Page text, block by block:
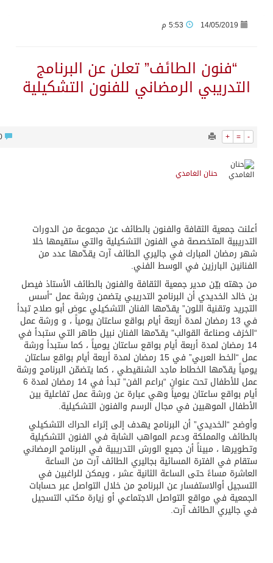
قفزة عالمية جديدة لتخصصات «الإعلام» بالأكاديمية العربية هيئة AQAS الألمانية تمنح برامج الإعلام بالأكاديمية العربية الاعتماد غير المشروط وفق المعايير الأوروبية..
14/05/2019 5:53 م
“فنون الطائف” تعلن عن البرنامج
الرمضاني للفنون التشكيلية
حنان الغامدي
جمعية الثقافة والفنون بالطائف عن مجموعة من الدورات
المتخصصة في الفنون التشكيلية والتي ستقيمها خلا
المبارك في جاليري الطائف آرت يقدّمها عدد من
البارزين في الوسط الفني.
بيّن مدير جمعية الثقافة والفنون بالطائف الأستاذ فيصل
الخديدي أن البرنامج التدريبي يتضمن ورشة عمل “أسس
وتقنية اللون” يقدّمها الفنان التشكيلي عوض أبو صلاح تبدأ
في 13 رمضان لمدة أربعة أيام بواقع ساعتان يومياً ، و ورشة عمل
وصناعة القوالب” يقدّمها الفنان نبيل طاهر التي ستبدأ في
لمدة أربعة أيام بواقع ساعتان يومياً ، كما ستبدأ ورشة
عمل “الخط العربي” في 15 رمضان لمدة أربعة أيام بواقع ساعتان
يقدّمها الخطاط ماجد الشنقيطي ، كما يتضمّن البرنامج ورشة
عمل للأطفال تحت عنوان “براعم الفن” تبدأ في 14 رمضان لمدة 6
ساعتان يومياً وهي عبارة عن ورشة عمل تفاعلية بين
الموهبين في مجال الرسم والفنون التشكيلية.
“الخديدي” أن البرنامج يهدف إلى إثراء الحراك التشكيلي
والمملكة ودعم المواهب الشابة في الفنون التشكيلية
، مبيناً أن جميع الورش التدريبية في البرنامج الرمضاني
في الفترة المسائية بجاليري الطائف آرت من الساعة
مساءً حتى الساعة الثانية عشر ، ويمكن للراغبين في
أوالاستفسار عن البرنامج من خلال التواصل عبر حسابات
في مواقع التواصل الاجتماعي أو زيارة مكتب التسجيل
الطائف آرت.